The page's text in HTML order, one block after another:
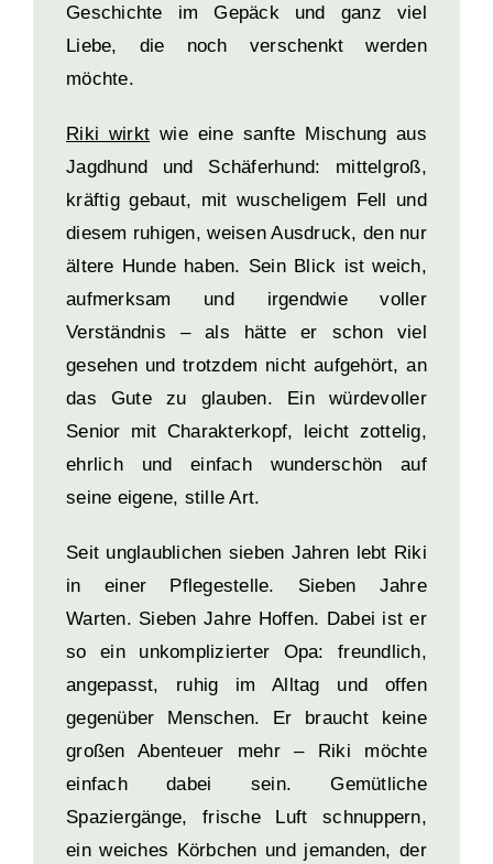
Geschichte im Gepäck und ganz viel
Liebe, die noch verschenkt werden
möchte.
Riki wirkt wie eine sanfte Mischung aus
Jagdhund und Schäferhund: mittelgroß,
kräftig gebaut, mit wuscheligem Fell und
diesem ruhigen, weisen Ausdruck, den nur
ältere Hunde haben. Sein Blick ist weich,
aufmerksam und irgendwie voller
Verständnis – als hätte er schon viel
gesehen und trotzdem nicht aufgehört, an
das Gute zu glauben. Ein würdevoller
Senior mit Charakterkopf, leicht zottelig,
ehrlich und einfach wunderschön auf
seine eigene, stille Art.
Seit unglaublichen sieben Jahren lebt Riki
in einer Pflegestelle. Sieben Jahre
Warten. Sieben Jahre Hoffen. Dabei ist er
so ein unkomplizierter Opa: freundlich,
angepasst, ruhig im Alltag und offen
gegenüber Menschen. Er braucht keine
großen Abenteuer mehr – Riki möchte
einfach dabei sein. Gemütliche
Spaziergänge, frische Luft schnuppern,
ein weiches Körbchen und jemanden, der